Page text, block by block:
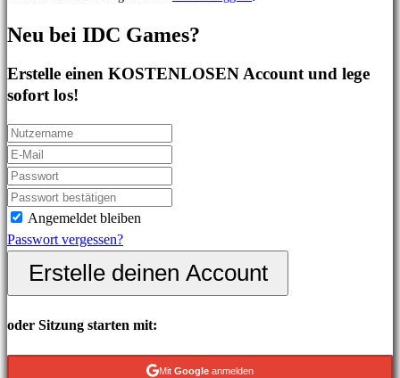
Gameplays
In-
Game
Events
Neuigkeiten
Media
Guides
Foren
IDC
Plays
IDC
Support
FAQ
Neu bei IDC Games?
Erstelle einen KOSTENLOSEN Account und lege
sofort los!
Angemeldet bleiben
Passwort vergessen?
Erstelle deinen Account
oder Sitzung starten mit:
Mit Google anmelden